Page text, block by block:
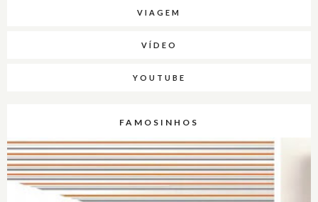
VIAGEM
VÍDEO
YOUTUBE
FAMOSINHOS